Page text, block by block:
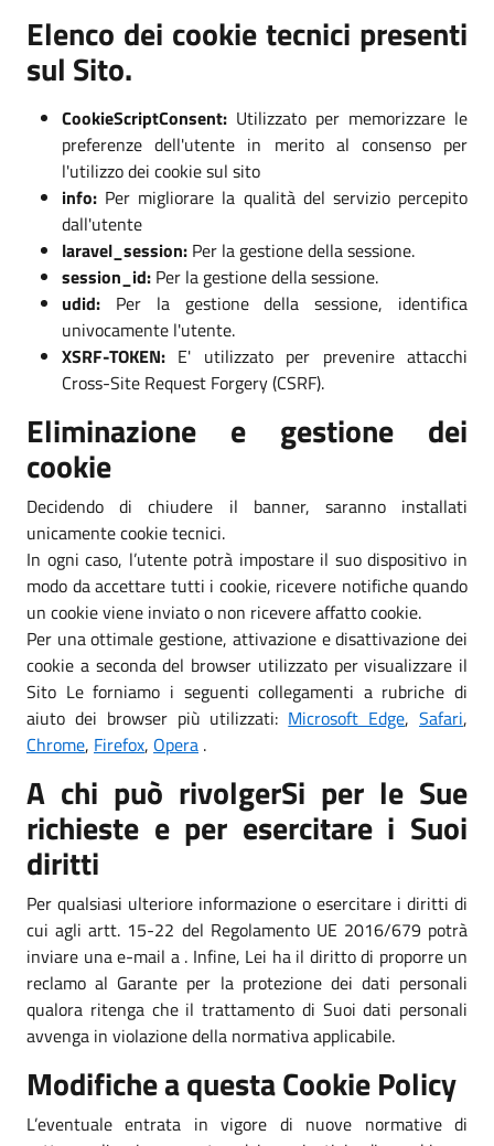
Elenco dei cookie tecnici presenti
sul Sito.
CookieScriptConsent: Utilizzato per memorizzare le
preferenze dell'utente in merito al consenso per
l'utilizzo dei cookie sul sito
info: Per migliorare la qualità del servizio percepito
dall'utente
laravel_session: Per la gestione della sessione.
session_id: Per la gestione della sessione.
udid: Per la gestione della sessione, identifica
univocamente l'utente.
XSRF-TOKEN: E' utilizzato per prevenire attacchi
Cross-Site Request Forgery (CSRF).
Eliminazione e gestione dei
cookie
Decidendo di chiudere il banner, saranno installati
unicamente cookie tecnici.
In ogni caso, l’utente potrà impostare il suo dispositivo in
modo da accettare tutti i cookie, ricevere notifiche quando
un cookie viene inviato o non ricevere affatto cookie.
Per una ottimale gestione, attivazione e disattivazione dei
cookie a seconda del browser utilizzato per visualizzare il
Sito Le forniamo i seguenti collegamenti a rubriche di
aiuto dei browser più utilizzati: Microsoft Edge,Safari,
Chrome, Firefox, Opera .
A chi può rivolgerSi per le Sue
richieste e per esercitare i Suoi
diritti
Per qualsiasi ulteriore informazione o esercitare i diritti di
cui agli artt. 15-22 del Regolamento UE 2016/679 potrà
inviare una e-mail a . Infine, Lei ha il diritto di proporre un
reclamo al Garante per la protezione dei dati personali
qualora ritenga che il trattamento di Suoi dati personali
avvenga in violazione della normativa applicabile.
Modifiche a questa Cookie Policy
L’eventuale entrata in vigore di nuove normative di